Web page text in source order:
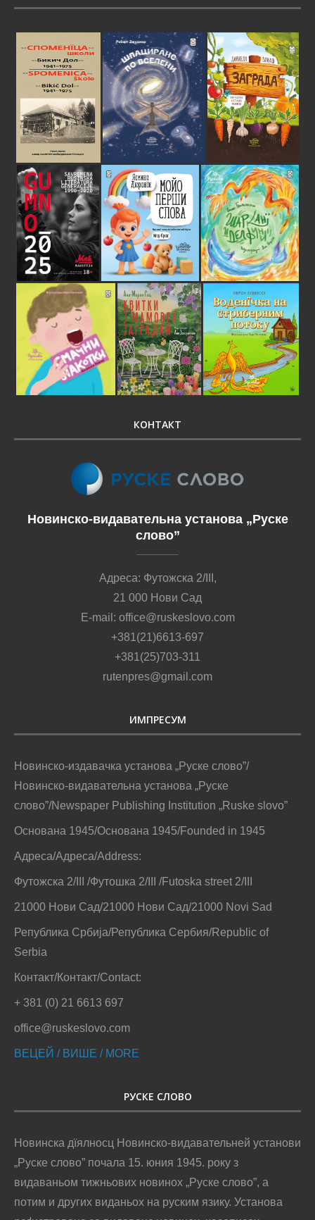
КОНТАКТ
Новинско-видавательна установа „Руске
слово”
Адреса: Футожска 2/III,
21 000 Нови Сад
E-mail: office@ruskeslovo.com
+381(21)6613-697
+381(25)703-311
rutenpres@gmail.com
ИМПРЕСУМ
Новинско-издавачка установа „Руске слово”/
Новинско-видавательна установа „Руске
слово”/Newspaper Publishing Institution „Ruske slovo”
Основана 1945/Основана 1945/Founded in 1945
Адреса/Адреса/Address:
Футожска 2/III /Футошка 2/III /Futoska street 2/III
21000 Нови Сад/21000 Нови Сад/21000 Novi Sad
Република Србија/Република Сербия/Republic of
Serbia
Контакт/Контакт/Contact:
+ 381 (0) 21 6613 697
office@ruskeslovo.com
ВЕЦЕЙ / ВИШЕ / MORE
РУСКЕ СЛОВО
Новинска дїялносц Новинско-видавательней установи
„Руске слово” почала 15. юния 1945. року з
видаваньом тижньових новинох „Руске слово”, а
потим и других виданьох на руским язику. Установа